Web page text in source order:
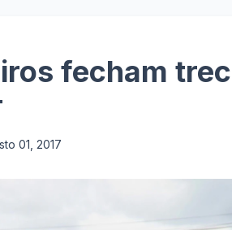
fecham
01, 2017